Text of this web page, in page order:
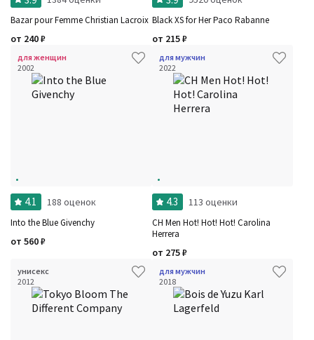
Фильтры Сбросить все
Шлейф
Bazar pour Femme Christian Lacroix
от 240₽
Black XS for Her Paco Rabanne
от 215₽
для женщин
2002
4.1 188 оценок
Into the Blue Givenchy
от 560₽
для мужчин
2022
4.3 113 оценки
CH Men Hot! Hot! Hot! Carolina
Herrera
от 275₽
унисекс
2012
для мужчин
2018